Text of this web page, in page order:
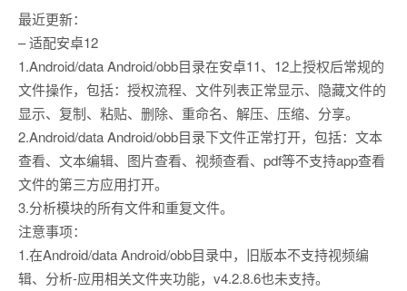
最近更新：
– 适配安卓12
1.Android/data Android/obb目录在安卓11、12上授权后常规的
文件操作，包括：授权流程、文件列表正常显示、隐藏文件的
显示、复制、粘贴、删除、重命名、解压、压缩、分享。
2.Android/data Android/obb目录下文件正常打开，包括：文本
查看、文本编辑、图片查看、视频查看、pdf等不支持app查看
文件的第三方应用打开。
3.分析模块的所有文件和重复文件。
注意事项：
1.在Android/data Android/obb目录中，旧版本不支持视频编
辑、分析-应用相关文件夹功能，v4.2.8.6也未支持。